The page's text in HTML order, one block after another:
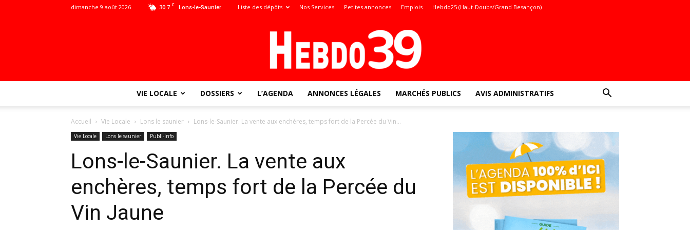
30.7 C Lons-le-Saunier
dimanche 9 août 2026 Liste des dépôts Nos Services Petites annonces Emplois Hebdo25 (Haut-Doubs/Grand Besançon)
VIE LOCALE DOSSIERS L’AGENDA ANNONCES LÉGALES MARCHÉS PUBLICS AVIS ADMINISTRATIFS
Accueil Vie Locale Lons le saunier Lons-le-Saunier. La vente aux enchères, temps fort de la Percée du Vin...
Vie Locale Lons le saunier Publi-Info
Lons-le-Saunier. La vente aux
enchères, temps fort de la Percée du
Vin Jaune